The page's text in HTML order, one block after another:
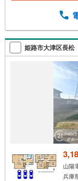
の銀行と繋
ームも弊社
ご連絡を繋
は専門家同
ございます
姫路市大津区長松
山陽
兵庫